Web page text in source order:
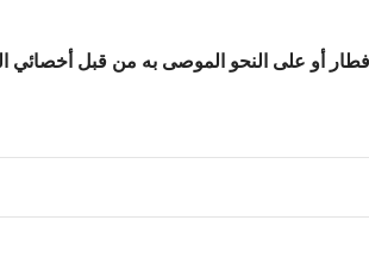
أو على النحو الموصى به من قبل أخصائي